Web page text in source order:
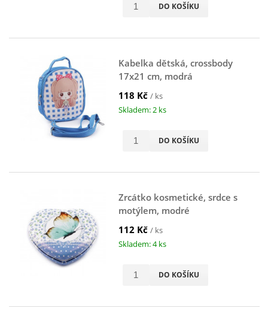
DO KOŠÍKU
Kabelka dětská, crossbody
17x21 cm, modrá
118 Kč / ks
Skladem: 2 ks
DO KOŠÍKU
Zrcátko kosmetické, srdce s
motýlem, modré
112 Kč / ks
Skladem: 4 ks
DO KOŠÍKU